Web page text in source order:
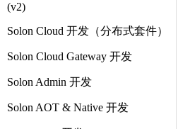
(v2)
Solon Cloud 开发（分布式套件）
Solon Cloud Gateway 开发
Solon Admin 开发
Solon AOT & Native 开发